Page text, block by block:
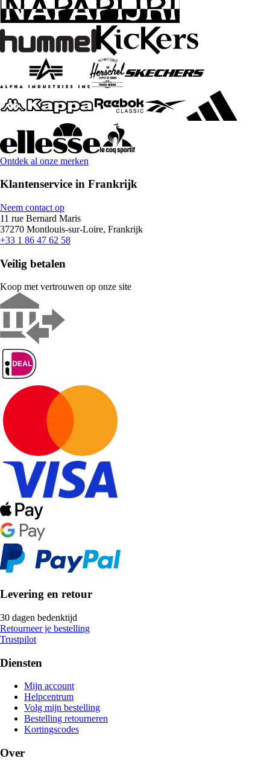
Ontdek al onze merken
Klantenservice in Frankrijk
Neem contact op
11 rue Bernard Maris
37270 Montlouis-sur-Loire, Frankrijk
+33 1 86 47 62 58
Veilig betalen
Koop met vertrouwen op onze site
Levering en retour
30 dagen bedenktijd
Retourneer je bestelling
Trustpilot
Diensten
Mijn account
Helpcentrum
Volg mijn bestelling
Bestelling retourneren
Kortingscodes
Over